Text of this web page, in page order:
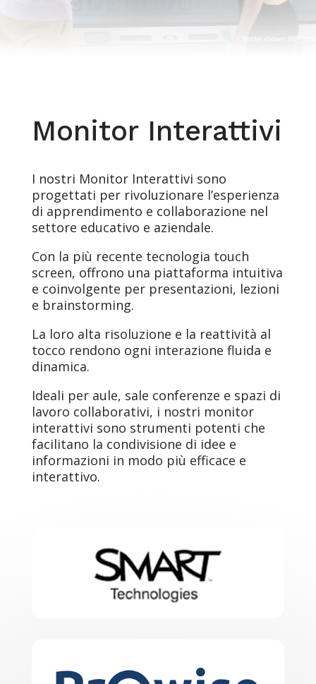
Monitor Interattivi
I nostri Monitor Interattivi sono
progettati per rivoluzionare l’esperienza
di apprendimento e collaborazione nel
settore educativo e aziendale.
Con la più recente tecnologia touch
screen, offrono una piattaforma intuitiva
e coinvolgente per presentazioni, lezioni
e brainstorming.
La loro alta risoluzione e la reattività al
tocco rendono ogni interazione fluida e
dinamica.
Ideali per aule, sale conferenze e spazi di
lavoro collaborativi, i nostri monitor
interattivi sono strumenti potenti che
facilitano la condivisione di idee e
informazioni in modo più efficace e
interattivo.